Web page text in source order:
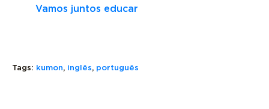
Vamos juntos educar
Tags: kumon, inglês, português
THERE